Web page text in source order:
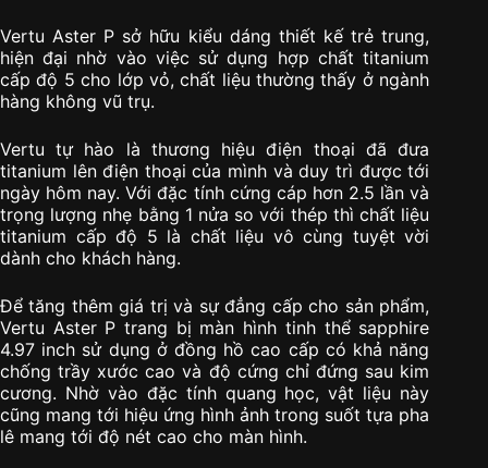
Vertu Aster P sở hữu kiểu dáng thiết kế trẻ trung,
hiện đại nhờ vào việc sử dụng hợp chất titanium
cấp độ 5 cho lớp vỏ, chất liệu thường thấy ở ngành
hàng không vũ trụ.
Vertu tự hào là thương hiệu điện thoại đã đưa
titanium lên điện thoại của mình và duy trì được tới
ngày hôm nay. Với đặc tính cứng cáp hơn 2.5 lần và
trọng lượng nhẹ bằng 1 nửa so với thép thì chất liệu
titanium cấp độ 5 là chất liệu vô cùng tuyệt vời
dành cho khách hàng.
Để tăng thêm giá trị và sự đẳng cấp cho sản phẩm,
Vertu Aster P trang bị màn hình tinh thể sapphire
4.97 inch sử dụng ở đồng hồ cao cấp có khả năng
chống trầy xước cao và độ cứng chỉ đứng sau kim
cương. Nhờ vào đặc tính quang học, vật liệu này
cũng mang tới hiệu ứng hình ảnh trong suốt tựa pha
lê mang tới độ nét cao cho màn hình.